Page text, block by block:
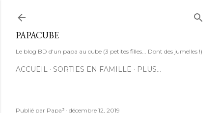
PAPACUBE
Le blog BD d'un papa au cube (3 petites filles... Dont des jumelles !)
ACCUEIL SORTIES EN FAMILLE PLUS…
Publié par Papa³ décembre 12, 2019